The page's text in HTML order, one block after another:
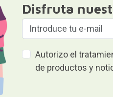
Disfruta
Autorizo el
de productos y